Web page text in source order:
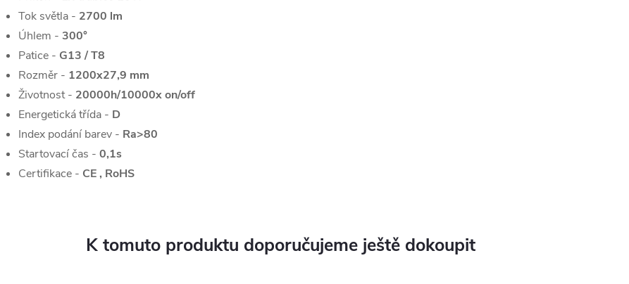
Tok světla - 2700 lm
Úhlem - 300°
Patice - G13 / T8
Rozměr - 1200x27,9 mm
Životnost - 20000h/10000x on/off
Energetická třída - D
Index podání barev - Ra>80
Startovací čas - 0,1s
Certifikace - CE , RoHS
K tomuto produktu doporučujeme ještě dokoupit